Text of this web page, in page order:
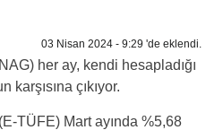
03 Nisan 2024 - 9:29 'de eklendi.
her ay, kendi hesapladığı
çıkıyor.
TÜFE) Mart ayında %5,68